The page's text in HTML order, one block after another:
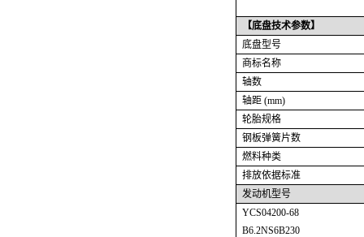
【底盘技术参数】
底盘型号
商标名称
轴数
轴距 (mm)
轮胎规格
钢板弹簧片数
燃料种类
排放依据标准
发动机型号
YCS04200-68
B6.2NS6B230